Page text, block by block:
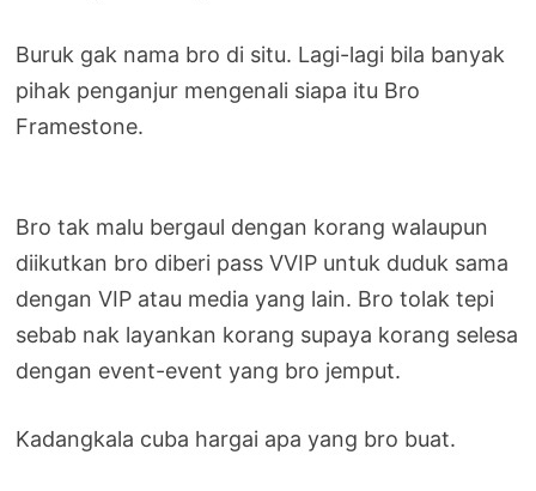
Buruk gak nama bro di situ. Lagi-lagi bila banyak
pihak penganjur mengenali siapa itu Bro
Framestone.
Bro tak malu bergaul dengan korang walaupun
diikutkan bro diberi pass VVIP untuk duduk sama
dengan VIP atau media yang lain. Bro tolak tepi
sebab nak layankan korang supaya korang selesa
dengan event-event yang bro jemput.
Kadangkala cuba hargai apa yang bro buat.